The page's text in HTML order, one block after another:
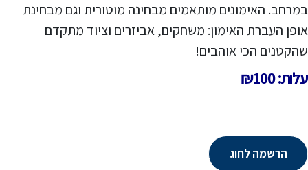
במרחב. האימונים מותאמים מבחינה מוטורית וגם מבחינת
אופן העברת האימון: משחקים, אביזרים וציוד מתקדם
שהקטנים הכי אוהבים!
עלות: ₪100
הרשמה לחוג